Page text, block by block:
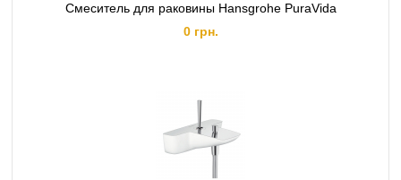
Смеситель для раковины Hansgrohe PuraVida
0 грн.